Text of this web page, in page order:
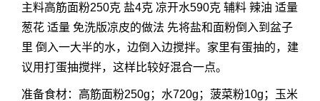
主料高筋面粉250克 盐4克 凉开水590克 辅料 辣油 适量
葱花 适量 免洗版凉皮的做法 先将盐和面粉倒入到盆子
里 倒入一大半的水，边倒入边搅拌。家里有蛋抽的，建
议用打蛋抽搅拌，这样比较好混合一点。
准备食材：高筋面粉250g；水720g；菠菜粉10g；玉米